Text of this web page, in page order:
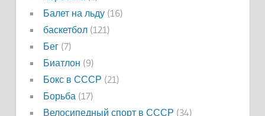
Балет на льду(16)
баскетбол(121)
Бег(7)
Биатлон (9)
Бокс в СССР (21)
Борьба(17)
Велосипедный спорт в СССР (34)